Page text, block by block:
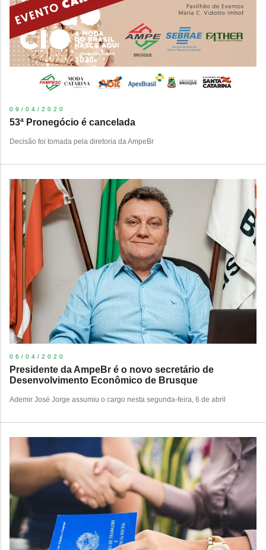
09/04/2020
53ª Pronegócio é cancelada
Decisão foi tomada pela diretoria da AmpeBr
06/04/2020
Presidente da AmpeBr é o novo secretário de
Desenvolvimento Econômico de Brusque
Ademir José Jorge assumiu o cargo nesta segunda-feira, 6 de abril